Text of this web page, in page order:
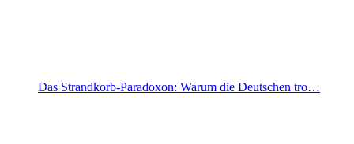
Das Strandkorb-Paradoxon: Warum die Deutschen tro…